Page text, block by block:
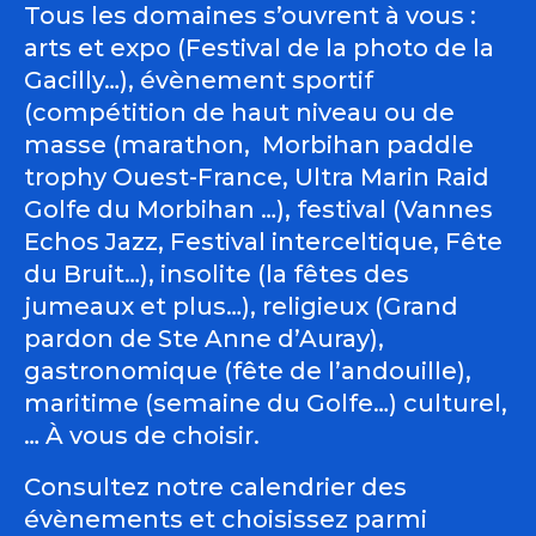
Tous les domaines s’ouvrent à vous :
arts et expo (Festival de la photo de la
Gacilly…), évènement sportif
(compétition de haut niveau ou de
masse (marathon, Morbihan paddle
trophy Ouest-France, Ultra Marin Raid
Golfe du Morbihan …), festival (Vannes
Echos Jazz, Festival interceltique, Fête
du Bruit…), insolite (la fêtes des
jumeaux et plus…), religieux (Grand
pardon de Ste Anne d’Auray),
gastronomique (fête de l’andouille),
maritime (semaine du Golfe…) culturel,
… À vous de choisir.
Consultez notre calendrier des
évènements et choisissez parmi